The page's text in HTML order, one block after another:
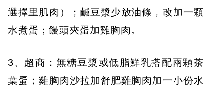
選擇里肌肉）；鹹豆漿少放油條，改加一顆
水煮蛋；饅頭夾蛋加雞胸肉。
3、超商：無糖豆漿或低脂鮮乳搭配兩顆茶
葉蛋；雞胸肉沙拉加舒肥雞胸肉加一小份水